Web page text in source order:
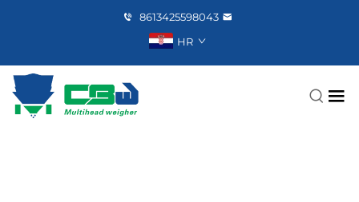
8613425598043
HR